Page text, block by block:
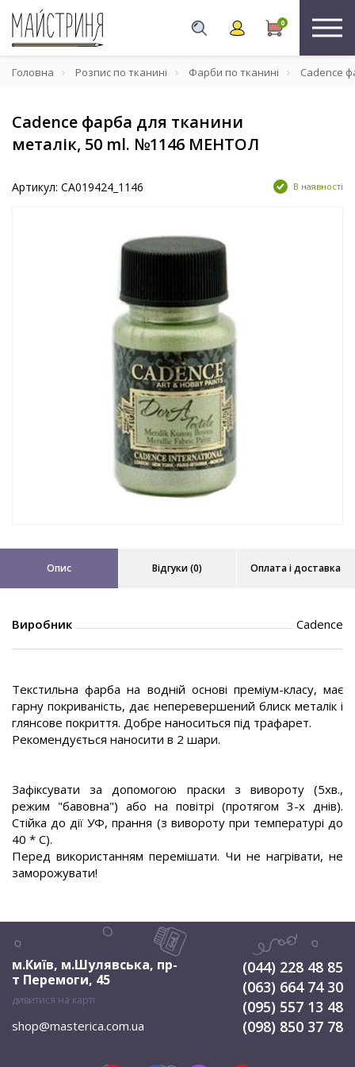
0
Головна Розпис по тканині Фарби по тканині Cadence
Cadence фарба для тканини
металік, 50 ml. №1146 МЕНТОЛ
Артикул: CA019424_1146 В наявності
Опис Відгуки (0) Оплата і доставка
Виробник Cadence
Текстильна фарба на водній основі преміум-класу, має
гарну покриваність, дає неперевершений блиск металік і
глянсове покриття. Добре наноситься під трафарет.
Рекомендується наносити в 2 шари.
Зафіксувати за допомогою праски з вивороту (5хв.,
режим "бавовна") або на повітрі (протягом 3-х днів).
Стійка до дії УФ, прання (з вивороту при температурі до
40 * С).
Перед використанням перемішати. Чи не нагрівати, не
заморожувати!
м.Київ, м.Шулявська, пр-
т Перемоги, 45
дивитися на карті
shop@masterica.com.ua
(044) 228 48 85
(063) 664 74 30
(095) 557 13 48
(098) 850 37 78